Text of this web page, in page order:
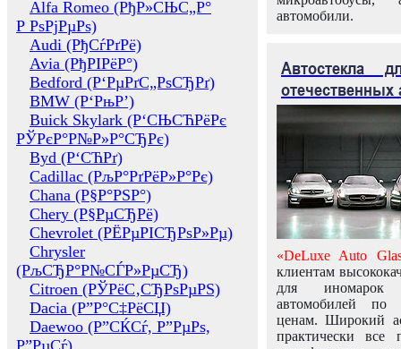
Alfa Romeo (РђР»СЊС„Р°
Р РѕРјРµРѕ)
Audi (РђСѓРґРё)
Avia (РђРІРёР°)
Bedford (Р‘РµРґС„РѕСЂРґ)
BMW (Р‘РњР’)
Buick Skylark (Р‘СЊСЋРёРє
РЎРєР°Р№Р»Р°СЂРє)
Byd (Р‘СЋРґ)
Cadillac (РљР°РґРёР»Р°Рє)
Chana (Р§Р°РЅР°)
Chery (Р§РµСЂРё)
Chevrolet (РЁРµРІСЂРѕР»Рµ)
Chrysler
(РљСЂР°Р№СЃР»РµСЂ)
Citroen (РЎРёС‚СЂРѕРµРЅ)
Dacia (Р”Р°С‡РёСЏ)
Daewoo (Р”СЌСѓ, Р”РµРѕ,
Р”РµСѓ)
автомобили.
Автостекла
отечественных
«DeLuxe Auto
клиентам
для иномарок
автомобилей
ценам. Широкий
практически все